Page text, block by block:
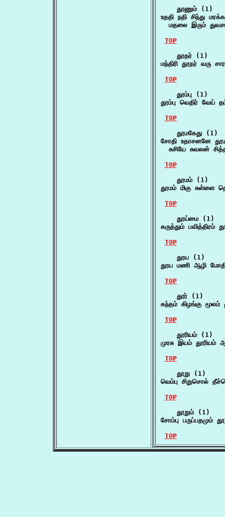
    தூணும் (1)
உததி நதி சிந்து
மதலை இரும்
TOP
    தூதர் (1)
மந்திரி தூதர் வரு
TOP
    தூம்பு (1)
தூம்பு வெதிர் வேய்
TOP
    தூமகேது (1)
சோதி உதாசனனே
சுசியே சுவலன்
TOP
    தூமம் (1)
தூமம் மிகு
TOP
    தூய்மை (1)
கருத்தும்
TOP
    தூய (1)
தூய மணி ஆழி
TOP
    தூர் (1)
கந்தம் கிழங்கு
TOP
    தூரியம் (1)
முரசு இயம்
TOP
    தூறு (1)
வெம்பு சிறுசொல்
TOP
    தூறும் (1)
சோம்பு பருப்பதமும்
TOP